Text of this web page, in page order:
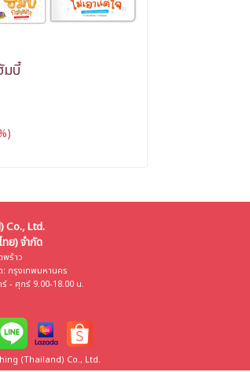
มบี้
Co., Ltd.
ย) จำกัด
พร้าว
กรุงเทพมหานคร
- ศุกร์ 9.00-18.00 น.
(Thailand) Co., Ltd.